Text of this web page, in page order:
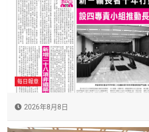
每日報章
2026年8月8日